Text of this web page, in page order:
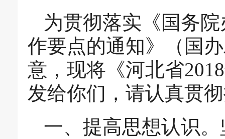
为贯彻落实《国务
作要点的通知》（国
意，现将《河北省
发给你们，请认真贯
一、提高思想认识